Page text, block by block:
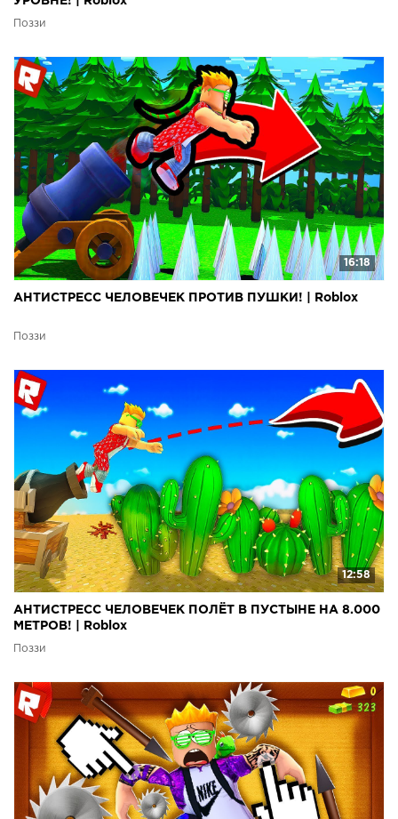
Поззи
16:18
АНТИСТРЕСС ЧЕЛОВЕЧЕК ПРОТИВ ПУШКИ! | Roblox
Поззи
12:58
АНТИСТРЕСС ЧЕЛОВЕЧЕК ПОЛЁТ В ПУСТЫНЕ НА 8.000
МЕТРОВ! | Roblox
Поззи